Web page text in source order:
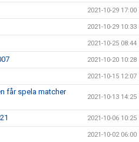
2021-10-29 17:00
2021-10-29 10:33
2021-10-25 08:44
2021-10-20 10:28
2021-10-15 12:07
får spela matcher
2021-10-13 14:25
2021-10-06 10:25
2021-10-02 06:00